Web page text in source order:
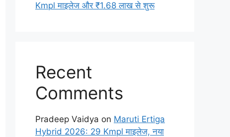
Kmpl माइलेज और ₹1.68 लाख से शुरू
Recent
Comments
Pradeep Vaidya on Maruti Ertiga
Hybrid 2026: 29 Kmpl माइलेज, नया